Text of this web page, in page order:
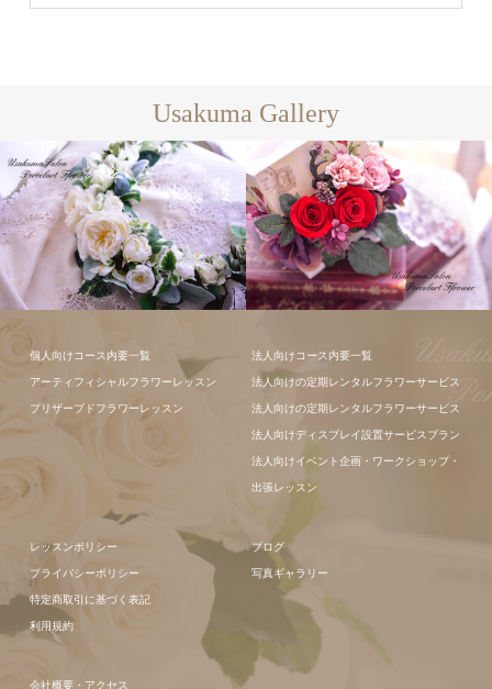
Usakuma Gallery
ンジメント
個人向けコース内要一覧
アーティフィシャルフラワーレッスン
プリザーブドフラワーレッスン
法人向けコース内要一覧
法人向けの定期レンタルフラワーサービス
法人向けの定期レンタルフラワーサービス
法人向けディスプレイ設置サービスプラン
法人向けイベント企画・ワークショップ・
出張レッスン
レッスンポリシー
プライバシーポリシー
特定商取引に基づく表記
利用規約
ブログ
写真ギャラリー
会社概要・アクセス